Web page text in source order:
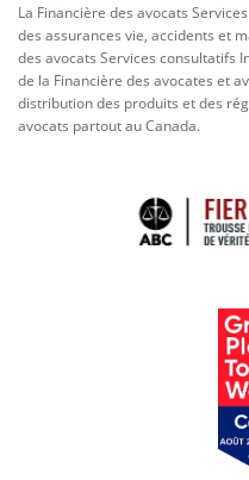
La Financière des avocats
des assurances vie, accidents et
des avocats Services consultatifs
de la Financière des avocates et
distribution des produits et des
avocats partout au Canada.